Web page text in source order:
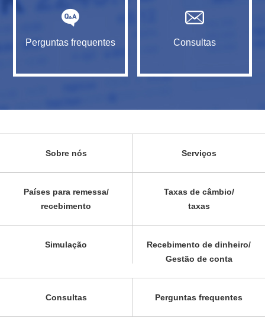
Perguntas frequentes Consultas
Sobre nós Serviços
Países para remessa/
recebimento
Taxas de câmbio/
taxas
Simulação
Recebimento de dinheiro/
Gestão de conta
Consultas Perguntas frequentes